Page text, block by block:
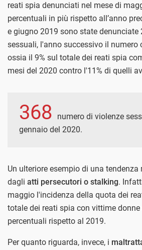
reati spia denunciati nel mese di
percentuali in più rispetto all’anno
e giugno 2019 sono state denunciate
sessuali, l'anno successivo il numero
ossia il 9% sul totale dei reati spia
mesi del 2020 contro l'11% di quelli
368
numero di violenze
gennaio del 2020.
Un ulteriore esempio di una tendenza
dagli atti persecutori o stalking.
maggio l'incidenza della quota dei
totale dei reati spia con vittime
percentuali rispetto al 2019.
Per quanto riguarda, invece, i